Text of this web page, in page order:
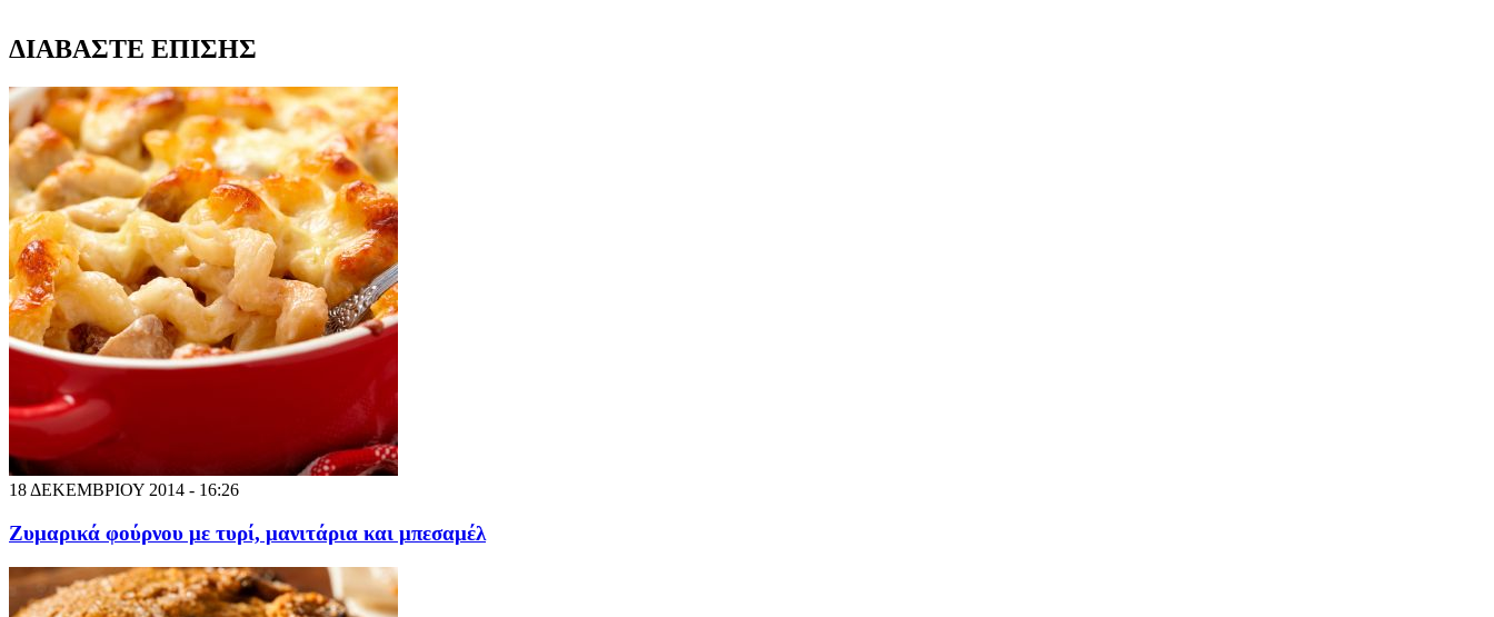
ΔΙΑΒΑΣΤΕ ΕΠΙΣΗΣ
18 ΔΕΚΕΜΒΡΙΟΥ 2014 - 16:26
Ζυμαρικά φούρνου με τυρί, μανιτάρια και μπεσαμέλ